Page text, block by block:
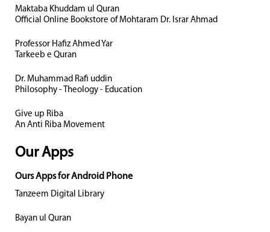
Maktaba Khuddam ul Quran
Official Online Bookstore of Mohtaram Dr. Israr Ahmad
Professor Hafiz Ahmed Yar
Tarkeeb e Quran
Dr. Muhammad Rafi uddin
Philosophy - Theology - Education
Give up Riba
An Anti Riba Movement
Our Apps
Ours Apps for Android Phone
Tanzeem Digital Library
Bayan ul Quran